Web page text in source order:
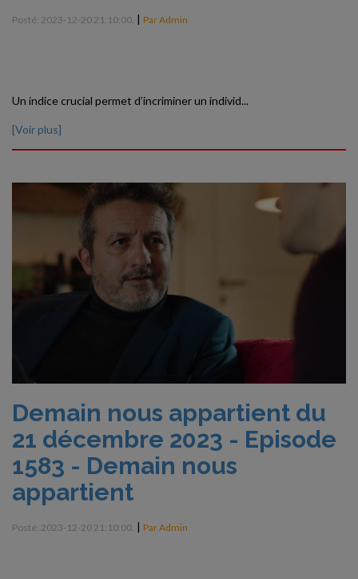
Posté: 2023-12-20 21:10:00. Par Admin
Un indice crucial permet d’incriminer un individ...
[Voir plus]
Demain nous appartient du
21 décembre 2023 - Episode
1583 - Demain nous
appartient
Posté: 2023-12-20 21:10:00. | Par Admin